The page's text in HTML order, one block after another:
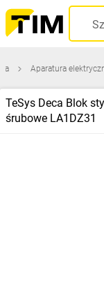
Aparatura
TeSys Deca Blok
śrubowe LA1DZ31